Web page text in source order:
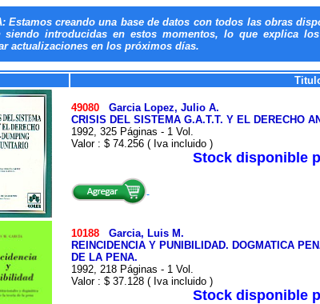
Estamos creando una base de datos con todos las obras
siendo introducidas en estos momentos, lo que explica
actualizaciones en los próximos días.
49080 Garcia Lopez, Julio A.
CRISIS DEL SISTEMA G.A.T.T. Y EL DERECHO
1992, 325 Páginas - 1 Vol.
Valor : $ 74.256 ( Iva incluido )
Stock disponible
10188 Garcia, Luis M.
REINCIDENCIA Y PUNIBILIDAD. DOGMATICA
DE LA PENA.
1992, 218 Páginas - 1 Vol.
Valor : $ 37.128 ( Iva incluido )
Stock disponible